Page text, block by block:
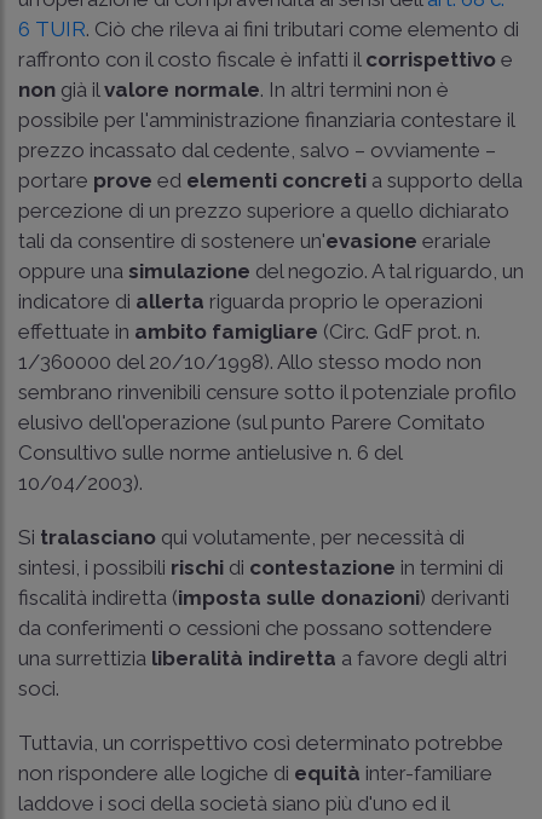
6 TUIR. Ciò che rileva ai fini tributari come elemento di
raffronto con il costo fiscale è infatti il corrispettivo e
non già il valore normale. In altri termini non è
possibile per l'amministrazione finanziaria contestare il
prezzo incassato dal cedente, salvo – ovviamente –
portare prove ed elementi concreti a supporto della
percezione di un prezzo superiore a quello dichiarato
tali da consentire di sostenere un'evasione erariale
oppure una simulazione del negozio. A tal riguardo, un
indicatore di allerta riguarda proprio le operazioni
effettuate in ambito famigliare (Circ. GdF prot. n.
1/360000 del 20/10/1998). Allo stesso modo non
sembrano rinvenibili censure sotto il potenziale profilo
elusivo dell'operazione (sul punto Parere Comitato
Consultivo sulle norme antielusive n. 6 del
10/04/2003).
Si tralasciano qui volutamente, per necessità di
sintesi, i possibili rischi di contestazione in termini di
fiscalità indiretta (imposta sulle donazioni) derivanti
da conferimenti o cessioni che possano sottendere
una surrettizia liberalità indiretta a favore degli altri
soci.
Tuttavia, un corrispettivo così determinato potrebbe
non rispondere alle logiche di equità inter-familiare
laddove i soci della società siano più d'uno ed il